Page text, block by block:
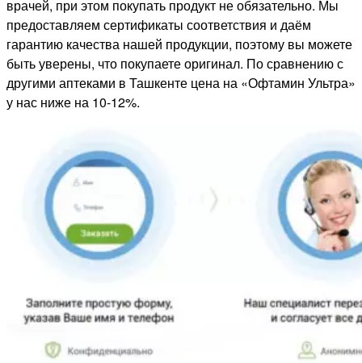
врачей, при этом покупать продукт не обязательно. Мы
предоставляем сертификаты соответствия и даём
гарантию качества нашей продукции, поэтому вы можете
быть уверены, что покупаете оригинал. По сравнению с
другими аптеками в Ташкенте цена на «Офтамин Ультра»
у нас ниже на 10-12%.